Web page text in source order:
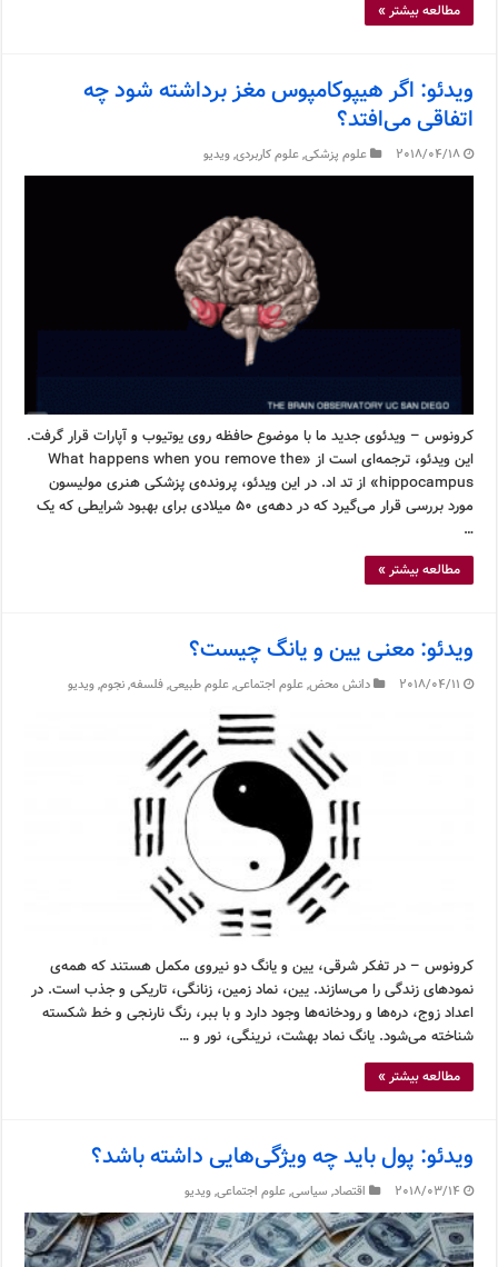
مطالعه بیشتر »
ویدئو: اگر هیپوکامپوس مغز برداشته شود چه
اتفاقی می‌افتد؟
2018/04/18 علوم پزشکی,علوم کاربردی,ویدیو
کرونوس – ویدئوی جدید ما با موضوع حافظه روی یوتیوب و آپارات قرار گرفت.
این ویدئو، ترجمه‌ای است از «What happens when you remove the
hippocampus» از تد اد. در این ویدئو، پرونده‌ی پزشکی هنری مولیسون
مورد بررسی قرار می‌گیرد که در دهه‌ی ۵۰ میلادی برای بهبود شرایطی که یک
…
مطالعه بیشتر »
ویدئو: معنی یین و یانگ چیست؟
2018/04/11 دانش محض,علوم اجتماعی,علوم طبیعی,فلسفه,نجوم,ویدیو
کرونوس – در تفکر شرقی، یین و یانگ دو نیروی مکمل هستند که همه‌ی
نمودهای زندگی را می‌سازند. یین، نماد زمین، زنانگی، تاریکی و جذب است. در
اعداد زوج، دره‌ها و رودخانه‌ها وجود دارد و با ببر، رنگ نارنجی و خط شکسته
شناخته می‌شود. یانگ نماد بهشت، نرینگی، نور و …
مطالعه بیشتر »
ویدئو: پول باید چه ویژگی‌هایی داشته باشد؟
2018/03/14 اقتصاد, سیاسی,علوم اجتماعی,ویدیو